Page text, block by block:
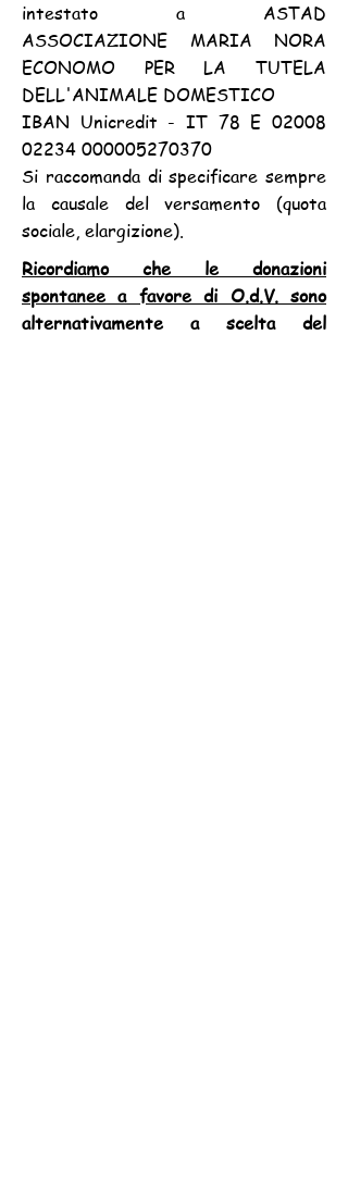
intestato a ASTAD
ASSOCIAZIONE MARIA NORA
ECONOMO PER LA TUTELA
DELL'ANIMALE DOMESTICO
IBAN Unicredit - IT 78 E 02008
02234 000005270370
Si raccomanda di specificare sempre
la causale del versamento (quota
sociale, elargizione).
Ricordiamo che le donazioni
spontanee a favore di O.d.V. sono
alternativamente a scelta del